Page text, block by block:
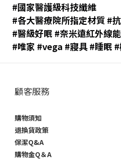
#國家醫護級科技纖維
#各大醫療院所指定材質#
#醫級好眠 #奈米遠紅外線
#唯家 #vega #寢具#睡眠
顧客服務
購物須知
退換貨政策
保潔Q&A
購物金Q＆A